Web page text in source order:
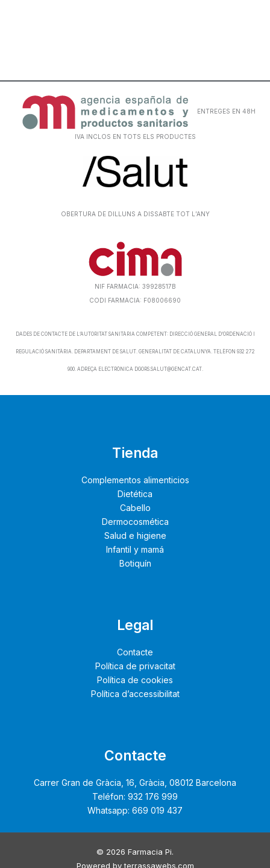
ENTREGES EN 48H
IVA INCLOS EN TOTS ELS PRODUCTES
OBERTURA DE DILLUNS A DISSABTE TOT L’ANY
NIF FARMACIA: 39928517B
CODI FARMACIA: F08006690
DADES DE CONTACTE DE L’AUTORITAT SANITÀRIA COMPETENT: DIRECCIÓ GENERAL D’ORDENACIÓ I
REGULACIÓ SANITÀRIA. DEPARTAMENT DE SALUT. GENERALITAT DE CATALUNYA. TELÈFON 932 272
900. ADREÇA ELECTRÒNICA DGORS.SALUT@GENCAT.CAT.
Tienda
Complementos alimenticios
Dietética
Cabello
Dermocosmética
Salud e higiene
Infantil y mamá
Botiquín
Legal
Contacte
Política de privacitat
Política de cookies
Política d’accessibilitat
Contacte
Carrer Gran de Gràcia, 16, Gràcia, 08012 Barcelona
Teléfon: 932 176 999
Whatsapp: 669 019 437
© 2026 Farmacia Pi.
Powered byterrassawebs.com